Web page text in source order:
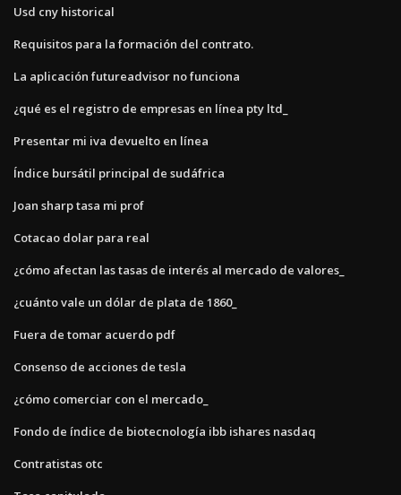
Usd cny historical
Requisitos para la formación del contrato.
La aplicación futureadvisor no funciona
¿qué es el registro de empresas en línea pty ltd_
Presentar mi iva devuelto en línea
Índice bursátil principal de sudáfrica
Joan sharp tasa mi prof
Cotacao dolar para real
¿cómo afectan las tasas de interés al mercado de valores_
¿cuánto vale un dólar de plata de 1860_
Fuera de tomar acuerdo pdf
Consenso de acciones de tesla
¿cómo comerciar con el mercado_
Fondo de índice de biotecnología ibb ishares nasdaq
Contratistas otc